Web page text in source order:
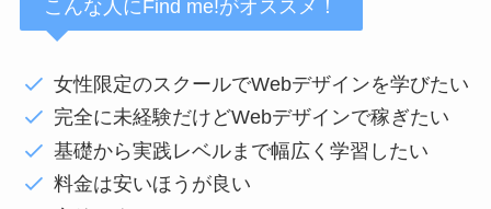
こんな人にFind me!がオススメ！
女性限定のスクールでWebデザインを学びたい
完全に未経験だけどWebデザインで稼ぎたい
基礎から実践レベルまで幅広く学習したい
料金は安いほうが良い